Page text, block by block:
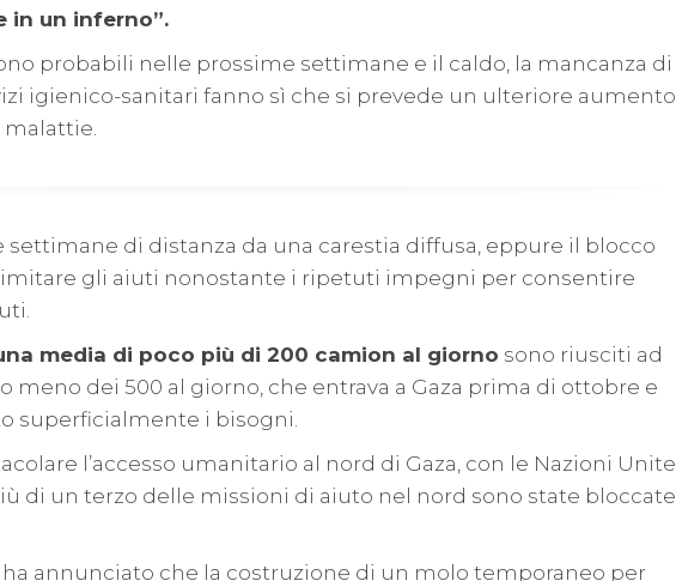
in un inferno”.
probabili nelle prossime settimane e il caldo, la mancanza di
igienico-sanitari fanno sì che si prevede un ulteriore aumento
settimane di distanza da una carestia diffusa, eppure il blocco
gli aiuti nonostante i ripetuti impegni per consentire
media di poco più di 200 camion al giorno sono riusciti ad
meno dei 500 al giorno, che entrava a Gaza prima di ottobre e
superficialmente i bisogni.
l’accesso umanitario al nord di Gaza, con le Nazioni Unite
di un terzo delle missioni di aiuto nel nord sono state bloccate
ha annunciato che la costruzione di un molo temporaneo per